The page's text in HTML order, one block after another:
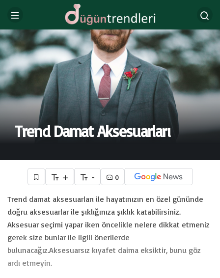
Trend Damat Aksesuarları
+ - 0
Trend damat aksesuarları ile hayatınızın en özel gününde
doğru aksesuarlar ile şıklığınıza şıklık katabilirsiniz.
Aksesuar seçimi yapar iken öncelikle nelere dikkat etmeniz
gerek size bunlar ile ilgili önerilerde
bulunacağız.Aksesuarsız kıyafet daima eksiktir, bunu göz
ardı etmeyin.